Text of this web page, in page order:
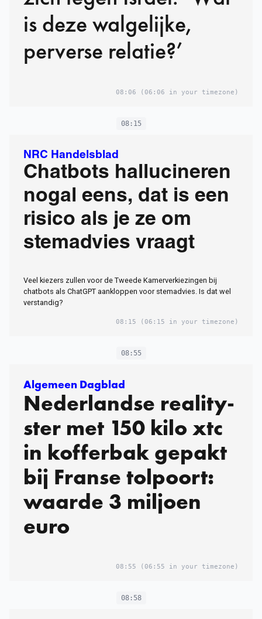
is deze walgelijke,
perverse relatie?’
08:06 (06:06 in your timezone)
08:15
NRC Handelsblad
Chatbots hallucineren
nogal eens, dat is een
risico als je ze om
stemadvies vraagt
Veel kiezers zullen voor de Tweede Kamerverkiezingen bij
chatbots als ChatGPT aankloppen voor stemadvies. Is dat wel
verstandig?
08:15 (06:15 in your timezone)
08:55
Algemeen Dagblad
Nederland­se reality­
ster met 150 kilo xtc
in kofferbak gepakt
bij Franse tolpoort:
waarde 3 miljoen
euro
08:55 (06:55 in your timezone)
08:58